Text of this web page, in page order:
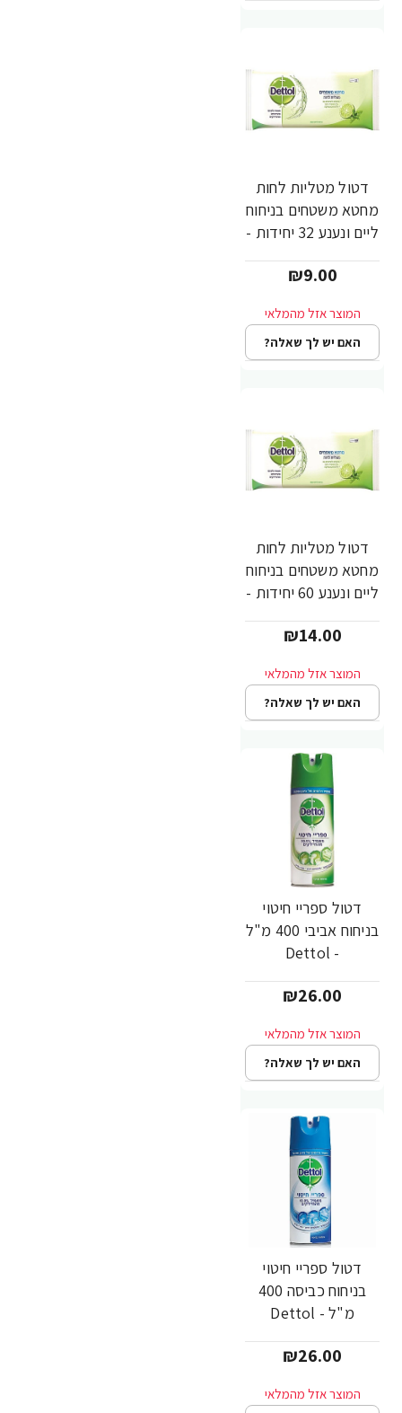
דטול מטליות לחות
מחטא משטחים בניחוח
ליים ונענע 32 יחידות -
₪9.00
האם יש לך שאלה?
דטול מטליות לחות
מחטא משטחים בניחוח
ליים ונענע 60 יחידות -
₪14.00
האם יש לך שאלה?
דטול ספריי חיטוי
בניחוח אביבי 400 מ"ל
- Dettol
₪26.00
האם יש לך שאלה?
דטול ספריי חיטוי
בניחוח כביסה 400
מ"ל - Dettol
₪26.00